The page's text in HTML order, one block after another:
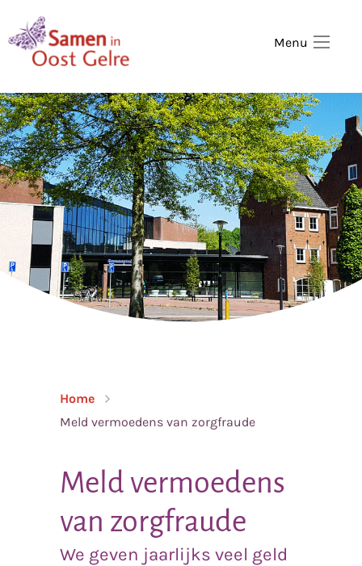
Menu
Home
Meld vermoedens van zorgfraude
Meld vermoedens
van zorgfraude
We geven jaarlijks veel geld